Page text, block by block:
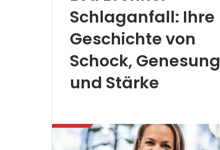
Schlaganfall: Ihre
Geschichte von
Schock, Genesung
und Stärke